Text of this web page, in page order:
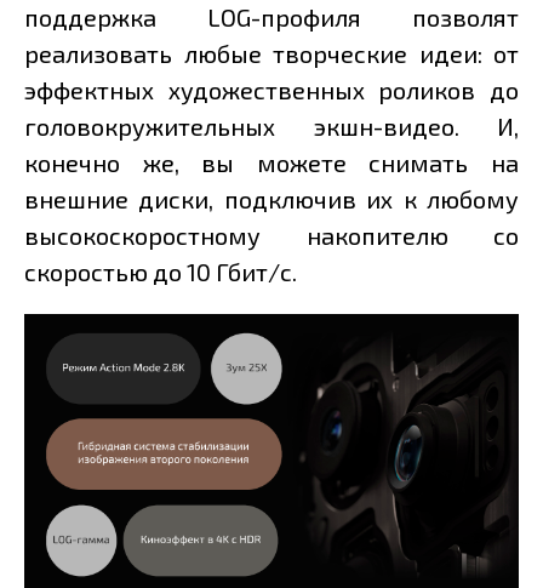
поддержка LOG-профиля позволят
реализовать любые творческие идеи: от
эффектных художественных роликов до
головокружительных экшн-видео. И,
конечно же, вы можете снимать на
внешние диски, подключив их к любому
высокоскоростному накопителю со
скоростью до 10 Гбит/с.